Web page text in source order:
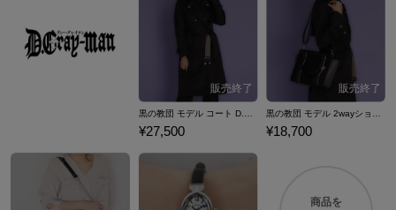
黒の教団 モデル コート D.Gray-man
¥27,500
黒の教団 モデル 2wayショルダーバッグ D.Gray-man
¥18,700
商品を